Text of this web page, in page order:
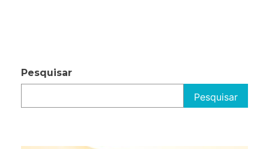
Pesquisar
Pesquisar